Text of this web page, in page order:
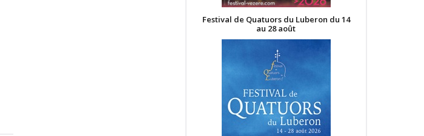
Festival de Quatuors du Luberon du 14
au 28 août